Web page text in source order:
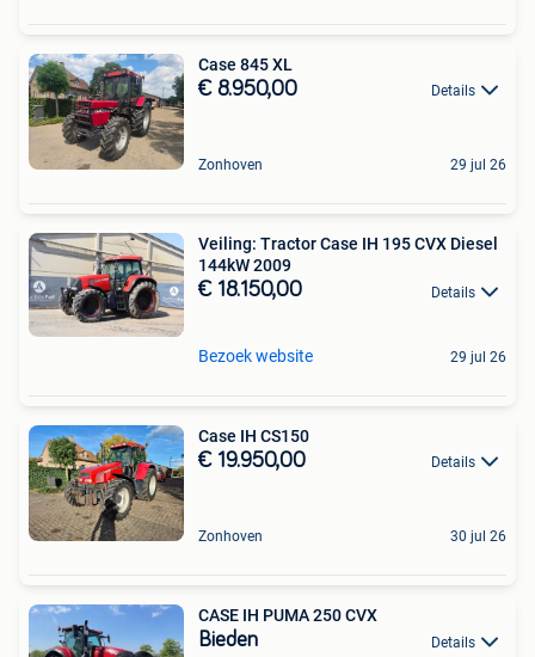
Case 845 XL
€ 8.950,00 Details
Zonhoven 29 jul 26
Veiling: Tractor Case IH 195 CVX Diesel
144kW 2009
€ 18.150,00 Details
Bezoek website 29 jul 26
Case IH CS150
€ 19.950,00 Details
Zonhoven 30 jul 26
CASE IH PUMA 250 CVX
Bieden Details